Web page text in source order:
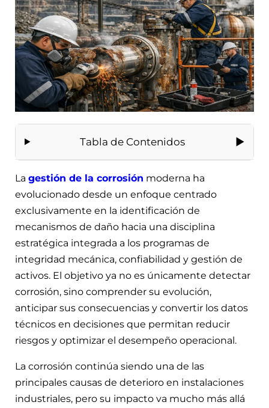
Tabla de Contenidos
La gestión de la corrosión moderna ha
evolucionado desde un enfoque centrado
exclusivamente en la identificación de
mecanismos de daño hacia una disciplina
estratégica integrada a los programas de
integridad mecánica, confiabilidad y gestión de
activos. El objetivo ya no es únicamente detectar
corrosión, sino comprender su evolución,
anticipar sus consecuencias y convertir los datos
técnicos en decisiones que permitan reducir
riesgos y optimizar el desempeño operacional.
La corrosión continúa siendo una de las
principales causas de deterioro en instalaciones
industriales, pero su impacto va mucho más allá